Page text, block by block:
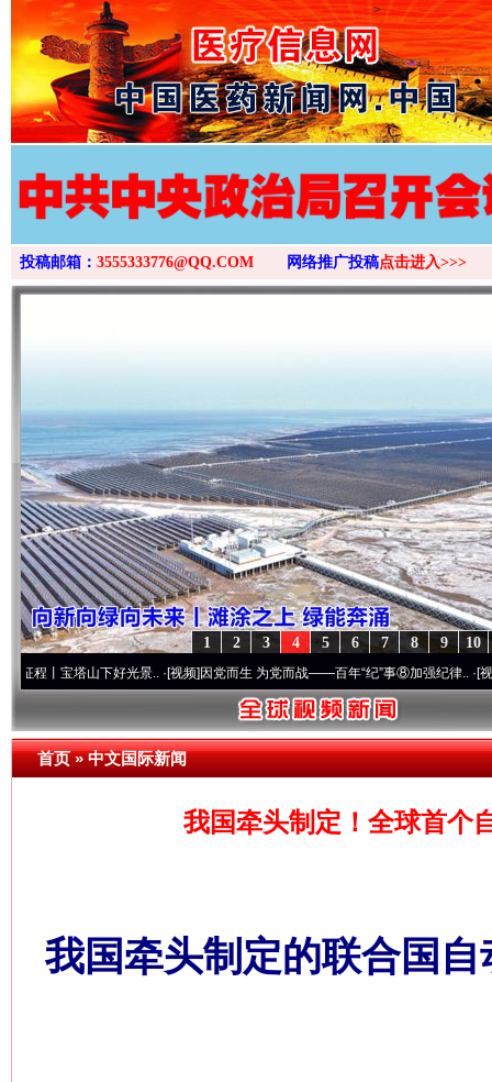
>
投稿邮箱： 3555333776@QQ.COM 网络推广投稿点击进入>>>
10
9
8
7
6
5
4
3
2
1
塔山下好光景..·[视频]因党而生 为党而战——百年“纪”事⑧加强纪律..·[视频]牢记初
首页»中文国际新闻
我国牵头制定！全球首个
我国牵头制定的联合国